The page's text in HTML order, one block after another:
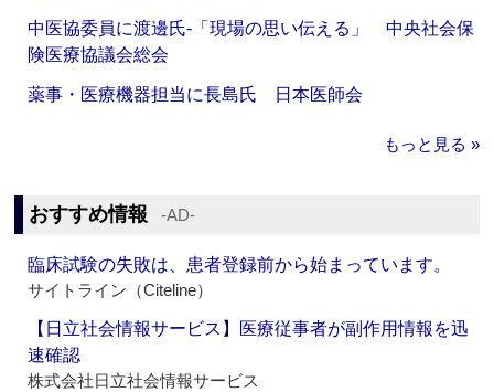
中医協委員に渡邊氏‐「現場の思い伝える」 中央社会保
険医療協議会総会
薬事・医療機器担当に長島氏 日本医師会
もっと見る »
おすすめ情報 ‐AD‐
臨床試験の失敗は、患者登録前から始まっています。
サイトライン（Citeline）
【日立社会情報サービス】医療従事者が副作用情報を迅
速確認
株式会社日立社会情報サービス